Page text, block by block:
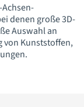
denen große 3D-
Auswahl an
von Kunststoffen,